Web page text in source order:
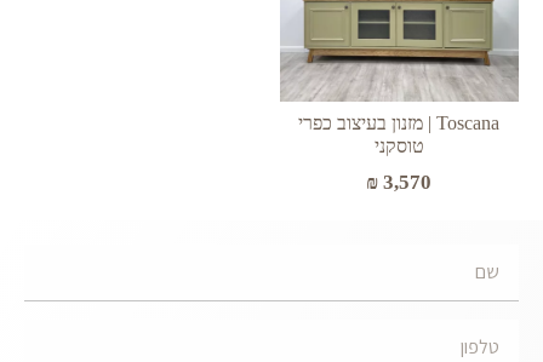
Toscana | מזנון בעיצוב כפרי
טוסקני
₪ 3,570